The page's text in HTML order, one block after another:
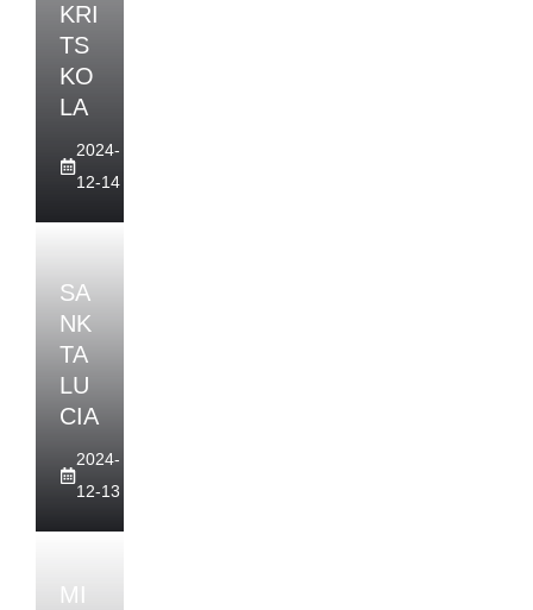
KRI
TS
KO
LA
2024-
12-14
SA
NK
TA
LU
CIA
2024-
12-13
MI